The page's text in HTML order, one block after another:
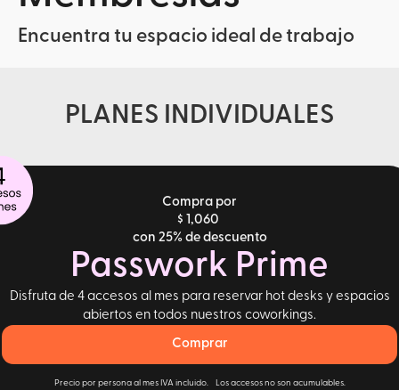
Encuentra tu espacio ideal de trabajo
PLANES INDIVIDUALES
Compra por
$ 1,060
con 25% de descuento
Passwork Prime
Disfruta de 4 accesos al mes para reservar hot desks y espacios
abiertos en todos nuestros coworkings.
Comprar
Precio por persona al mes IVA incluido. Los accesos no son acumulables.